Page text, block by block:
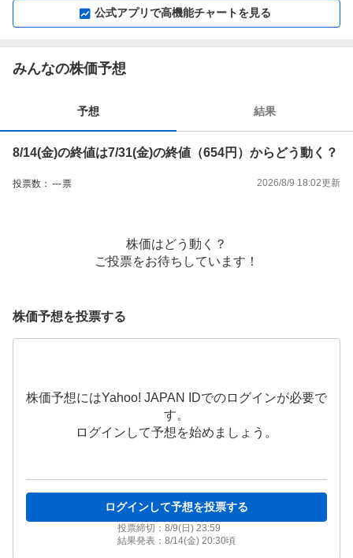
公式アプリで高機能チャートを見る
みんなの株価予想
予想 結果
8/14(金)の終値は7/31(金)の終値（654円）からどう動く？
投票数： ---票 2026/8/9 18:02更新
株価はどう動く？
ご投票をお待ちしています！
株価予想を投票する
株価予想にはYahoo! JAPAN IDでのログインが必要で
す。
ログインして予想を始めましょう。
ログインして予想を投票する
投票締切： 8/9(日) 23:59
結果発表： 8/14(金) 20:30頃